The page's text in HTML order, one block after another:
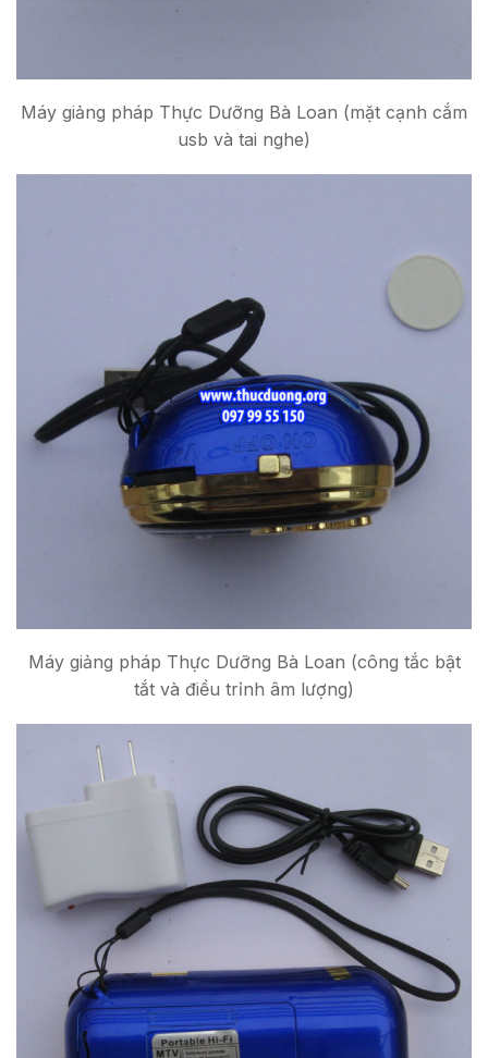
Máy giảng pháp Thực Dưỡng Bà Loan (mặt cạnh cắm
usb và tai nghe)
Máy giảng pháp Thực Dưỡng Bà Loan (công tắc bật
tắt và điều trỉnh âm lượng)